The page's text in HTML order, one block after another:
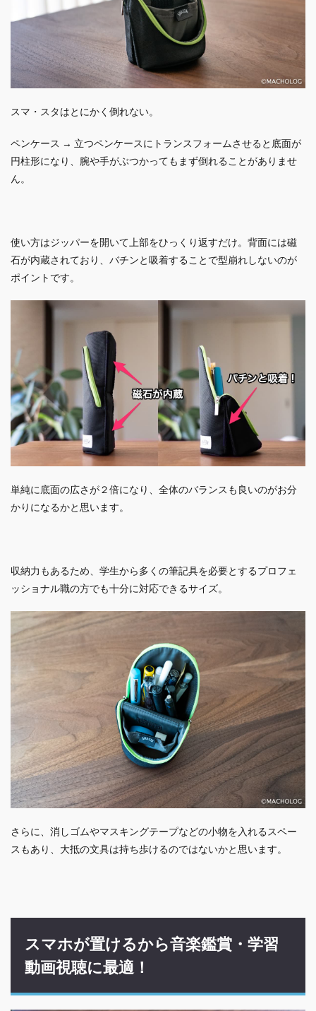
スマ・スタはとにかく倒れない。
ペンケース → 立つペンケースにトランスフォームさせると底面が
円柱形になり、腕や手がぶつかってもまず倒れることがありませ
ん。
使い方はジッパーを開いて上部をひっくり返すだけ。背面には磁
石が内蔵されており、 バチンと吸着することで型崩れしないのが
ポイントです。
単純に底面の広さが２倍になり、全体のバランスも良いのがお分
かりになるかと思います。
収納力もあるため、学生から多くの筆記具を必要とするプロフェ
ッショナル職の方でも十分に対応できるサイズ。
さらに、消しゴムやマスキングテープなどの小物を入れるスペー
スもあり、大抵の文具は持ち歩けるのではないかと思います。
スマホが置けるから音楽鑑賞・学習
動画視聴に最適！